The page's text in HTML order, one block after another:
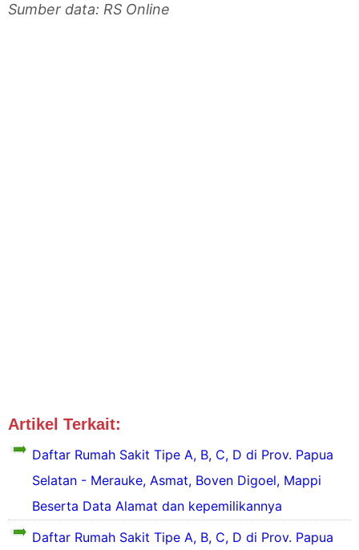
Sumber data: RS Online
Artikel Terkait:
Daftar Rumah Sakit Tipe A, B, C, D di Prov. Papua
Selatan - Merauke, Asmat, Boven Digoel, Mappi
Beserta Data Alamat dan kepemilikannya
Daftar Rumah Sakit Tipe A, B, C, D di Prov. Papua